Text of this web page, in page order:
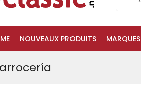
NOUVEAUX PRODUITS MARQUES